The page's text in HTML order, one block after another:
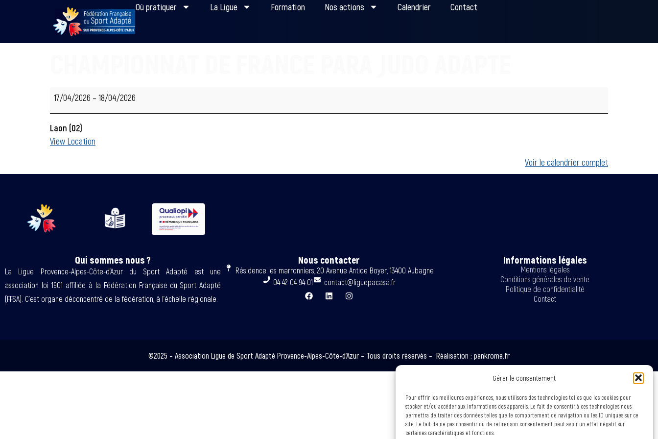
Gérer le consentement
Pour offrir les meilleures expériences, nous utilisons des technologies telles que les cookies pour
stocker et/ou accéder aux informations des appareils. Le fait de consentir à ces technologies nous
permettra de traiter des données telles que le comportement de navigation ou les ID uniques sur ce
site. Le fait de ne pas consentir ou de retirer son consentement peut avoir un effet négatif sur
certaines caractéristiques et fonctions.
Où pratiquer La Ligue Formation Nos actions Calendrier Contact
17/04/2026 – 18/04/2026
Laon (02)
View Location
Voir le calendrier complet
Qui sommes nous ?
La Ligue Provence-Alpes-Côte-d’Azur du Sport Adapté est une
association loi 1901 affiliée à la Fédération Française du Sport Adapté
(FFSA). C’est organe déconcentré de la fédération, à l’échelle régionale.
Nous contacter
Résidence les marronniers, 20 Avenue Antide Boyer, 13400 Aubagne
04 42 04 94 01
contact@liguepacasa.fr
Informations légales
Mentions légales
Conditions générales de vente
Politique de confidentialité
Contact
©2025 – Association Ligue de Sport Adapté Provence-Alpes-Côte-d’Azur – Tous droits réservés – Réalisation : pankrome.fr